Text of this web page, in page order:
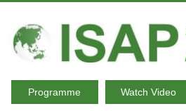
Programme Watch Video